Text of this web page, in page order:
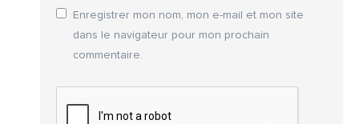
Enregistrer mon nom, mon e-mail et mon site
dans le navigateur pour mon prochain
commentaire.